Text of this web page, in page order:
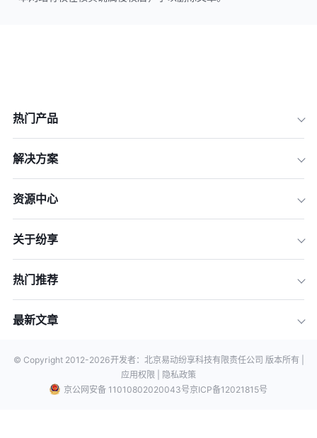
热门产品
解决方案
资源中心
关于纷享
热门推荐
最新文章
© Copyright 2012-2026开发者：北京易动纷享科技有限责任公司 版本所有 |
应用权限 |
隐私政策
京公网安备 11010802020043号京ICP备12021815号